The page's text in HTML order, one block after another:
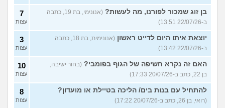
בן זוג שמכור לפורנו, מה לעשות?
(אנונימי, בת 19, כתבה
ב-22/07/26 13:51)
7
עצות
יוצאת איתו היום לדייט ראשון
(אנונימית, בת 18, כתבה
ב-22/07/26 13:42)
3
עצות
האם זה נקרא חשיפה של הגוף בפומבי? (בחור ישיבה,
בן 22, כתב ב-20/07/26 17:33)
10
עצות
להתחיל עם בנות בים/ הליכה בטיילת או מועדון?
(רואי, בן 26, כתב ב-20/07/26 17:22)
8
עצות